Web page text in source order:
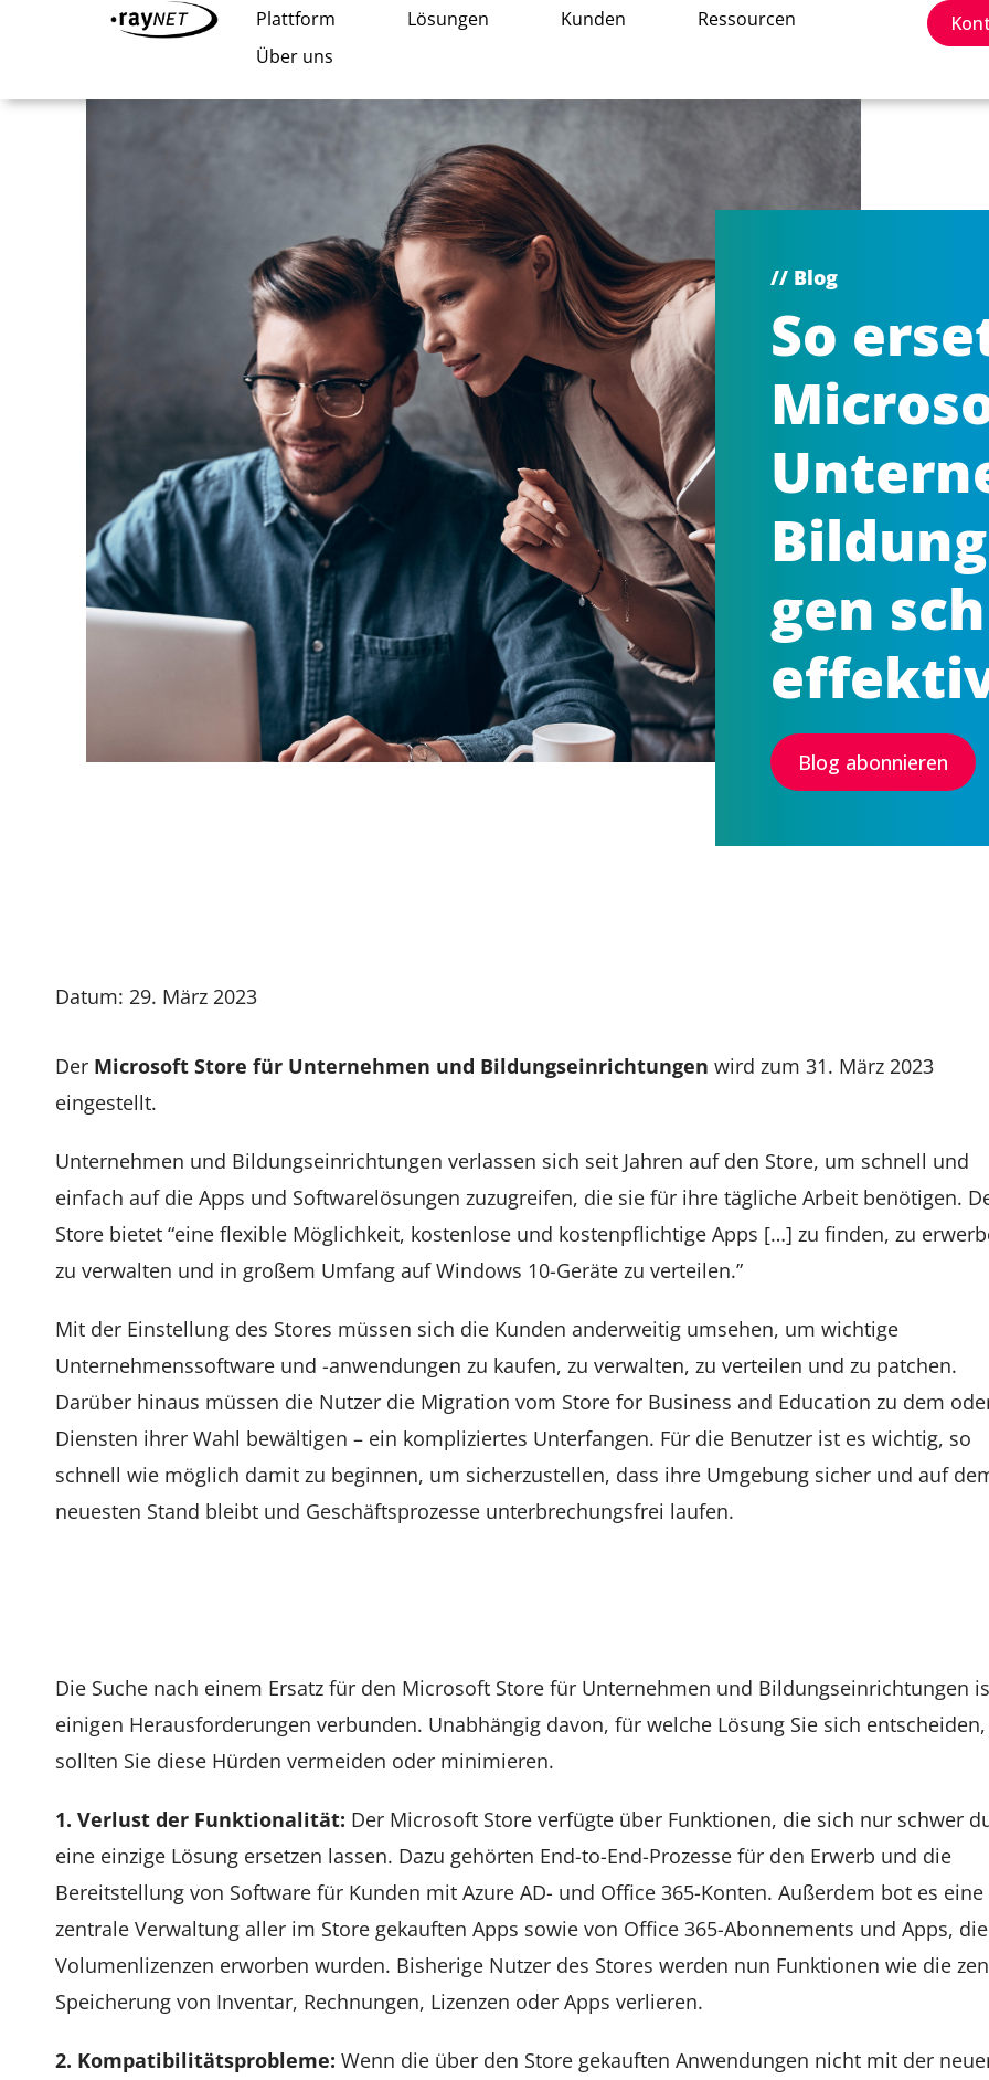
Plattform Lösungen Kunden
Ressourcen
Über uns
// Blog
So
gen
Blog abonnieren
Datum: 29. März 2023
Der Microsoft Store für Unternehmen und Bildungseinrichtungen wird zum 31. März 2023
eingestellt.
Unternehmen und Bildungseinrichtungen verlassen sich seit Jahren auf den Store, um schnell und
einfach auf die Apps und Softwarelösungen zuzugreifen, die sie für ihre tägliche Arbeit benötigen.
Store bietet “eine flexible Möglichkeit, kostenlose und kostenpflichtige Apps […] zu finden, zu
zu verwalten und in großem Umfang auf Windows 10-Geräte zu verteilen.”
Mit der Einstellung des Stores müssen sich die Kunden anderweitig umsehen, um wichtige
Unternehmenssoftware und -anwendungen zu kaufen, zu verwalten, zu verteilen und zu patchen.
Darüber hinaus müssen die Nutzer die Migration vom Store for Business and Education zu dem
Diensten ihrer Wahl bewältigen – ein kompliziertes Unterfangen. Für die Benutzer ist es wichtig, so
schnell wie möglich damit zu beginnen, um sicherzustellen, dass ihre Umgebung sicher und auf
neuesten Stand bleibt und Geschäftsprozesse unterbrechungsfrei laufen.
Die Suche nach einem Ersatz für den Microsoft Store für Unternehmen und Bildungseinrichtungen
einigen Herausforderungen verbunden. Unabhängig davon, für welche Lösung Sie sich entscheiden,
sollten Sie diese Hürden vermeiden oder minimieren.
1. Verlust der Funktionalität: Der Microsoft Store verfügte über Funktionen, die sich nur schwer
eine einzige Lösung ersetzen lassen. Dazu gehörten End-to-End-Prozesse für den Erwerb und die
Bereitstellung von Software für Kunden mit Azure AD- und Office 365-Konten. Außerdem bot es eine
zentrale Verwaltung aller im Store gekauften Apps sowie von Office 365-Abonnements und Apps,
Volumenlizenzen erworben wurden. Bisherige Nutzer des Stores werden nun Funktionen wie die
Speicherung von Inventar, Rechnungen, Lizenzen oder Apps verlieren.
2. Kompatibilitätsprobleme: Wenn die über den Store gekauften Anwendungen nicht mit der